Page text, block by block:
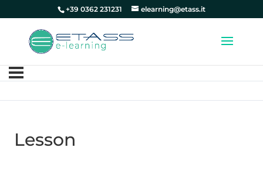
+39 0362 231231 elearning@etass.it
Lesson